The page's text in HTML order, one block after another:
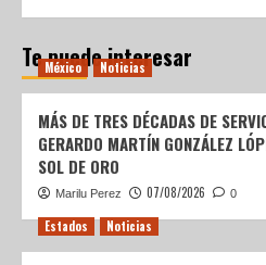
Te puede interesar
México Noticias
MÁS DE TRES DÉCADAS DE
GERARDO MARTÍN GONZÁLEZ
SOL DE ORO
Marilu Perez 07/08/2026 0
Estados Noticias